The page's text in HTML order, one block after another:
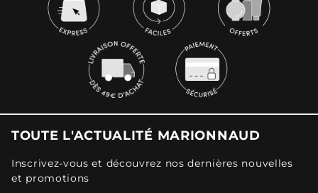
TOUTE L'ACTUALITÉ MARIONNAUD
Inscrivez-vous et découvrez nos dernières nouvelles
et promotions